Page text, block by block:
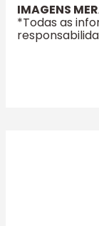
IMAGENS
*Todas as